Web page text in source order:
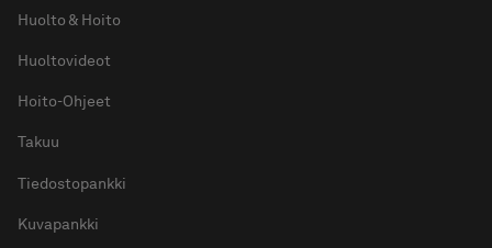
Huolto & Hoito
Huoltovideot
Hoito-Ohjeet
Takuu
Tiedostopankki
Kuvapankki